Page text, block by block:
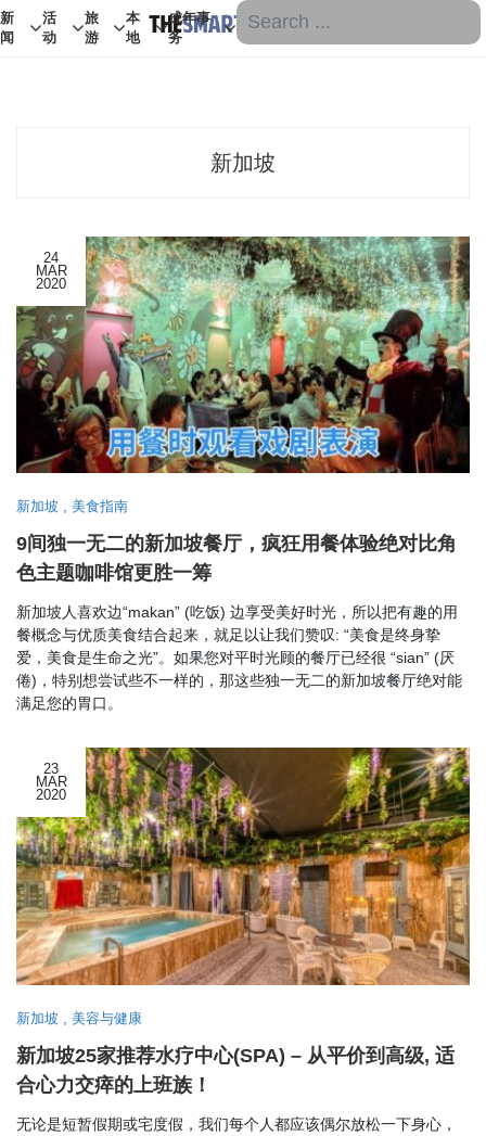
新
闻
活
动
旅
游
本
地
成年事
务
新加坡
24
MAR
2020
新加坡 , 美食指南
9间独一无二的新加坡餐厅，疯狂用餐体验绝对比角
色主题咖啡馆更胜一筹
新加坡人喜欢边“makan” (吃饭) 边享受美好时光，所以把有趣的用
餐概念与优质美食结合起来，就足以让我们赞叹: “美食是终身挚
爱，美食是生命之光”。如果您对平时光顾的餐厅已经很 “sian” (厌
倦)，特别想尝试些不一样的，那这些独一无二的新加坡餐厅绝对能
满足您的胃口。
23
MAR
2020
新加坡 美容与健康
新加坡25家推荐水疗中心(SPA) – 从平价到高级, 适
合心力交瘁的上班族！
无论是短暂假期或宅度假，我们每个人都应该偶尔放松一下身心，